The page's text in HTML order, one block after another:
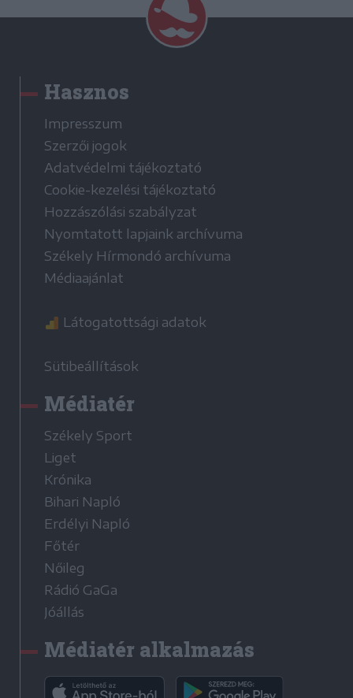
Hasznos
Impresszum
Szerzői jogok
Adatvédelmi tájékoztató
Cookie-kezelési tájékoztató
Hozzászólási szabályzat
Nyomtatott lapjaink archívuma
Székely Hírmondó archívuma
Médiaajánlat
Látogatottsági adatok
Sütibeállítások
Médiatér
Székely Sport
Liget
Krónika
Bihari Napló
Erdélyi Napló
Főtér
Nőileg
Rádió GaGa
Jóállás
Médiatér alkalmazás